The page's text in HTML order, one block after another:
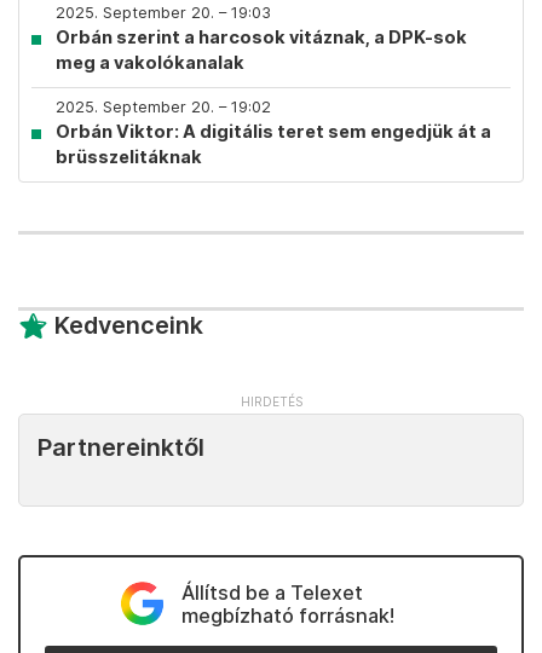
2025. September 20. – 19:03
Orbán szerint a harcosok vitáznak, a DPK-sok
meg a vakolókanalak
2025. September 20. – 19:02
Orbán Viktor: A digitális teret sem engedjük át a
brüsszelitáknak
Kedvenceink
Partnereinktől
Állítsd be a Telexet
megbízható forrásnak!